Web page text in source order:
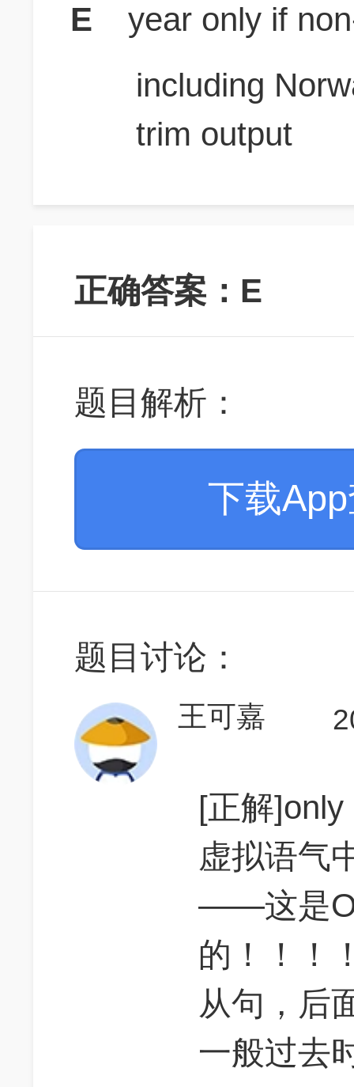
E
year only if
including
trim output
正确答案：E
题目解析：
下载
题目讨论：
王可嘉
[正解
虚拟语气
——这是
的！！！
从句，后
一般过去